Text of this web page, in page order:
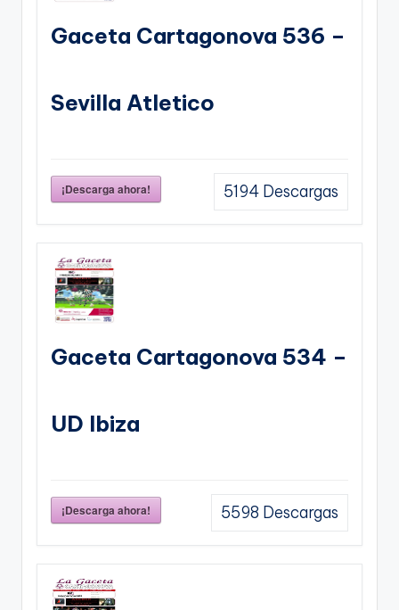
Gaceta Cartagonova 536 –
Sevilla Atletico
¡Descarga ahora! 5194 Descargas
Gaceta Cartagonova 534 –
UD Ibiza
¡Descarga ahora! 5598 Descargas